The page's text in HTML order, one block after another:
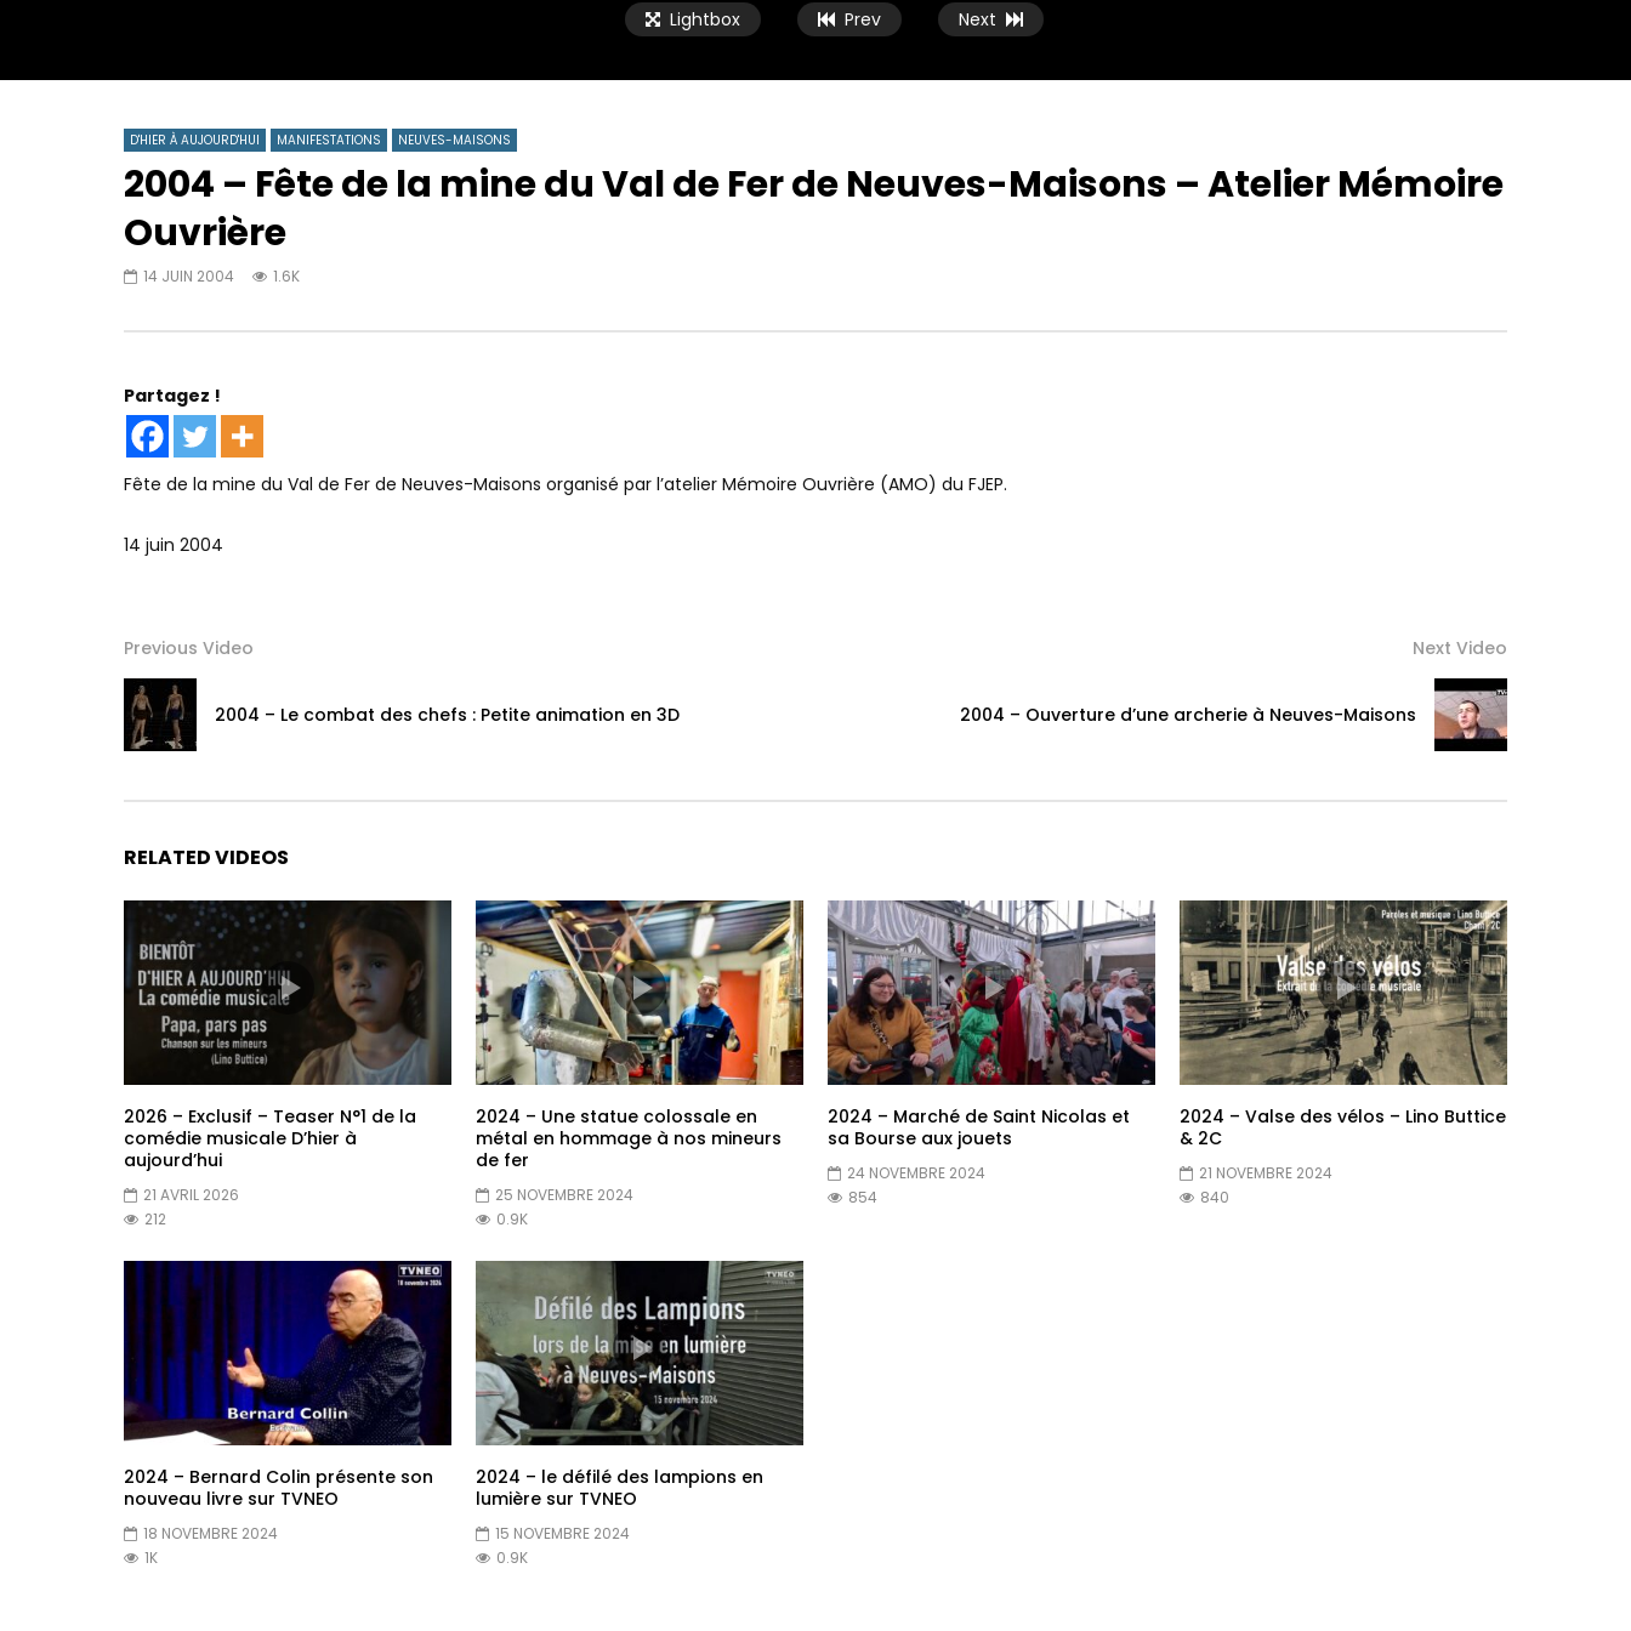
Lightbox Prev Next
D'HIER À AUJOURD'HUI MANIFESTATIONS NEUVES-MAISONS
2004 – Fête de la mine du Val de Fer de Neuves-Maisons – Atelier Mémoire
Ouvrière
14 JUIN 2004 1.6K
Partagez !
Fête de la mine du Val de Fer de Neuves-Maisons organisé par l’atelier Mémoire Ouvrière (AMO) du FJEP.
14 juin 2004
Previous Video
2004 – Le combat des chefs : Petite animation en 3D
Next Video
2004 – Ouverture d’une archerie à Neuves-Maisons
RELATED VIDEOS
2026 – Exclusif – Teaser N°1 de la
comédie musicale D’hier à
aujourd’hui
21 AVRIL 2026
212
2024 – Une statue colossale en
métal en hommage à nos mineurs
de fer
25 NOVEMBRE 2024
0.9K
2024 – Marché de Saint Nicolas et
sa Bourse aux jouets
24 NOVEMBRE 2024
854
2024 – Valse des vélos – Lino Buttice
& 2C
21 NOVEMBRE 2024
840
2024 – Bernard Colin présente son
nouveau livre sur TVNEO
18 NOVEMBRE 2024
1K
2024 – le défilé des lampions en
lumière sur TVNEO
15 NOVEMBRE 2024
0.9K